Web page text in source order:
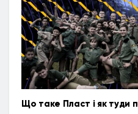
Що таке Пласт і як туди